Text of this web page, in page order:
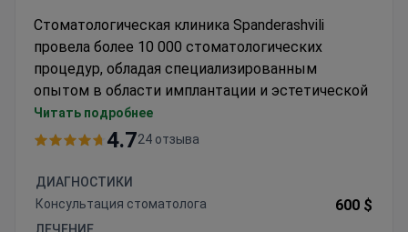
Стоматологическая клиника Spanderashvili
провела более 10 000 стоматологических
процедур, обладая специализированным
опытом в области имплантации и эстетической
стоматологии. Клиника обслуживает 5 000
пациентов в год с уровнем рекомендаций 94%.
All-on-6 с использованием швейцарских
имплантатов Zimmer-bredent и SGS
Предоставляет керамические виниры,
Читать подробнее
4.724 отзыва
ДИАГНОСТИКИ
Консультация стоматолога
600 $
ЛЕЧЕНИЕ